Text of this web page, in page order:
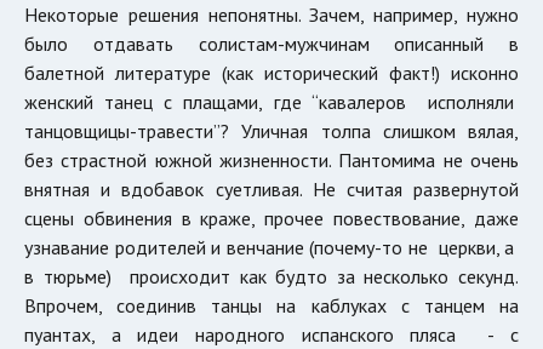
Некоторые решения непонятны. Зачем, например, нужно
было отдавать солистам-мужчинам описанный в
балетной литературе (как исторический факт!) исконно
женский танец с плащами, где “кавалеров исполняли
танцовщицы-травести”? Уличная толпа слишком вялая,
без страстной южной жизненности. Пантомима не очень
внятная и вдобавок суетливая. Не считая развернутой
сцены обвинения в краже, прочее повествование, даже
узнавание родителей и венчание (почему-то не церкви, а
в тюрьме) происходит как будто за несколько секунд.
Впрочем, соединив танцы на каблуках с танцем на
пуантах, а идеи народного испанского пляса - с